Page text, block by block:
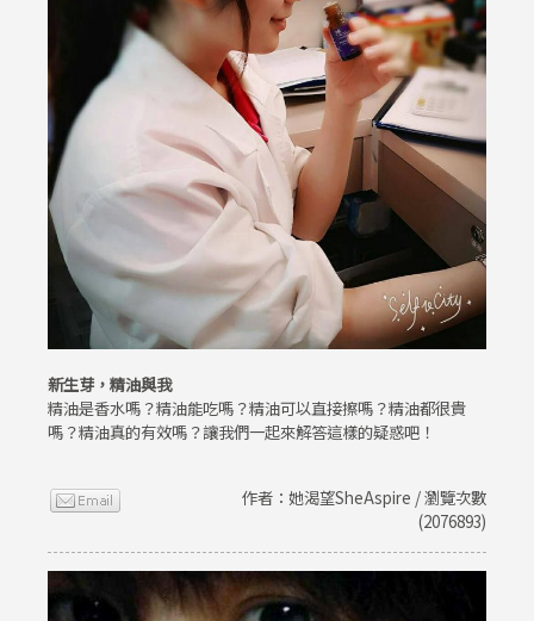
新生芽，精油與我
精油是香水嗎？精油能吃嗎？精油可以直接擦嗎？精油都很貴
嗎？精油真的有效嗎？讓我們一起來解答這樣的疑惑吧！
作者：她渴望SheAspire / 瀏覽次數
(2076893)